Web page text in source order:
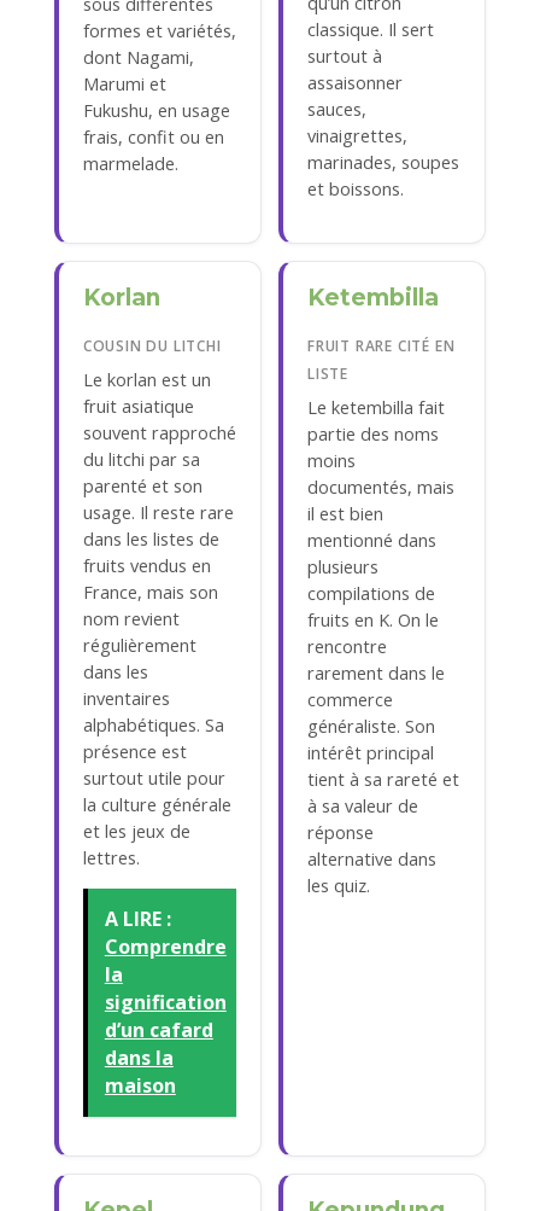
formes et variétés,
dont Nagami,
Marumi et
Fukushu, en usage
frais, confit ou en
marmelade.
classique. Il sert
surtout à
assaisonner
sauces,
vinaigrettes,
marinades, soupes
et boissons.
Korlan
COUSIN DU LITCHI
Le korlan est un
fruit asiatique
souvent rapproché
du litchi par sa
parenté et son
usage. Il reste rare
dans les listes de
fruits vendus en
France, mais son
nom revient
régulièrement
dans les
inventaires
alphabétiques. Sa
présence est
surtout utile pour
la culture générale
et les jeux de
lettres.
A LIRE :
Comprendre
la
signification
d’un cafard
dans la
maison
Ketembilla
FRUIT RARE CITÉ EN
LISTE
Le ketembilla fait
partie des noms
moins
documentés, mais
il est bien
mentionné dans
plusieurs
compilations de
fruits en K. On le
rencontre
rarement dans le
commerce
généraliste. Son
intérêt principal
tient à sa rareté et
à sa valeur de
réponse
alternative dans
les quiz.